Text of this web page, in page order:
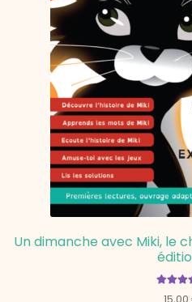
Un dimanche avec Miki, le